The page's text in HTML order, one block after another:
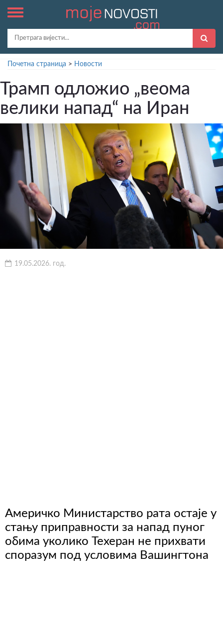
Почетна страница > Новости
Трамп одложио „веома
велики напад“ на Иран
19.05.2026. год.
Америчко Министарство рата остаје у
стању приправности за напад пуног
обима уколико Техеран не прихвати
споразум под условима Вашингтона